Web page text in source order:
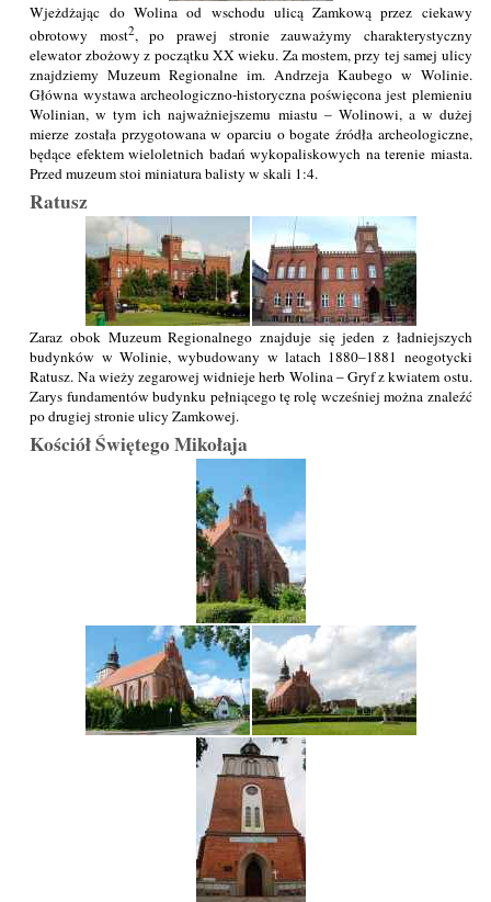
Wjeżdżając do Wolina od wschodu ulicą Zamkową przez ciekawy
obrotowy most2, po prawej stronie zauważymy charakterystyczny
elewator zbożowy z początku XX wieku. Za mostem, przy tej samej ulicy
znajdziemy Muzeum Regionalne im. Andrzeja Kaubego w Wolinie.
Główna wystawa archeologiczno-historyczna poświęcona jest plemieniu
Wolinian, w tym ich najważniejszemu miastu – Wolinowi, a w dużej
mierze została przygotowana w oparciu o bogate źródła archeologiczne,
będące efektem wieloletnich badań wykopaliskowych na terenie miasta.
Przed muzeum stoi miniatura balisty w skali 1:4.
Ratusz
Zaraz obok Muzeum Regionalnego znajduje się jeden z ładniejszych
budynków w Wolinie, wybudowany w latach 1880–1881 neogotycki
Ratusz. Na wieży zegarowej widnieje herb Wolina – Gryf z kwiatem ostu.
Zarys fundamentów budynku pełniącego tę rolę wcześniej można znaleźć
po drugiej stronie ulicy Zamkowej.
Kościół Świętego Mikołaja